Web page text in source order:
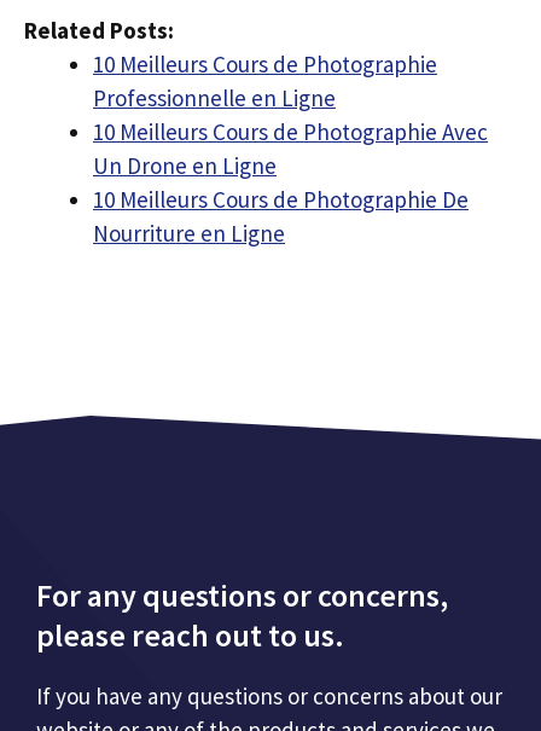
Related Posts:
10 Meilleurs Cours de Photographie
Professionnelle en Ligne
10 Meilleurs Cours de Photographie Avec
Un Drone en Ligne
10 Meilleurs Cours de Photographie De
Nourriture en Ligne
For any questions or concerns,
please reach out to us.
If you have any questions or concerns about our